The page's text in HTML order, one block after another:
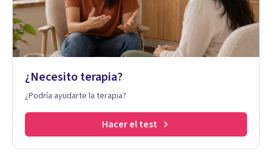
¿Necesito terapia?
¿Podría ayudarte la terapia?
Hacer el test